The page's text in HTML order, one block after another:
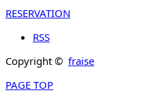
RESERVATION
RSS
Copyright © fraise
PAGE TOP